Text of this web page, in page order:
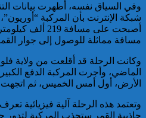
خبير: “البيعة الإلكترونية” تكشف
تحول الإرهاب الرقمي بعد تفكيك
خلية داعشية بتطوان
وفي السياق نفسه، أظهرت بيانات
شبكة الإنترنت بأن المركبة “أوريون”،
أصبحت على
مسافة مماثلة للوصول إلى جوار
وكانت الرحلة قد أقلعت من ولاية
الماضي، وأجرت المركبة الدفع
الأرض، أول أمس الخميس، ثم اتجهت
وتعتمد هذه الرحلة آلية فيزيائية
جاذبية القمر ستجذب المركبة لتدور